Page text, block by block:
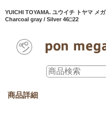
YUICHI TOYAMA. ユウイチ トヤマ メ
Charcoal gray / Silver 46□22
商品詳細